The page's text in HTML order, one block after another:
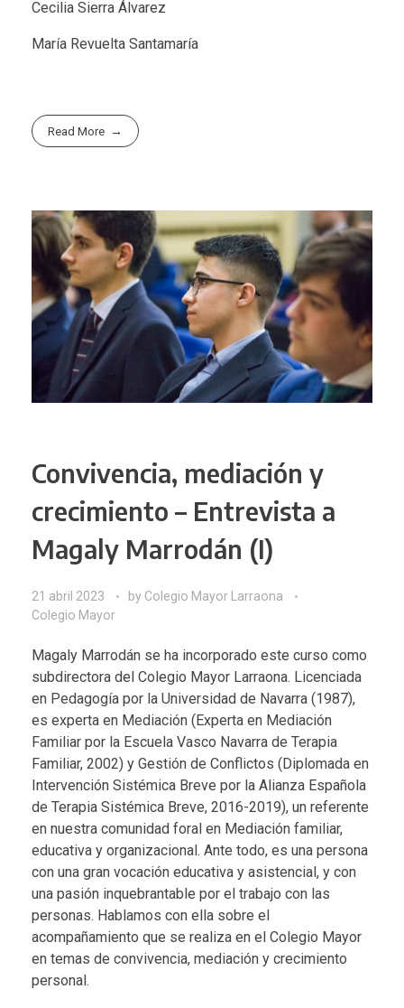
Cecilia Sierra Álvarez
María Revuelta Santamaría
Read More
Convivencia, mediación y
crecimiento – Entrevista a
Magaly Marrodán (I)
21 abril 2023 by Colegio Mayor Larraona
Colegio Mayor
Magaly Marrodán se ha incorporado este curso como
subdirectora del Colegio Mayor Larraona. Licenciada
en Pedagogía por la Universidad de Navarra (1987),
es experta en Mediación (Experta en Mediación
Familiar por la Escuela Vasco Navarra de Terapia
Familiar, 2002) y Gestión de Conflictos (Diplomada en
Intervención Sistémica Breve por la Alianza Española
de Terapia Sistémica Breve, 2016-2019), un referente
en nuestra comunidad foral en Mediación familiar,
educativa y organizacional. Ante todo, es una persona
con una gran vocación educativa y asistencial, y con
una pasión inquebrantable por el trabajo con las
personas. Hablamos con ella sobre el
acompañamiento que se realiza en el Colegio Mayor
en temas de convivencia, mediación y crecimiento
personal.